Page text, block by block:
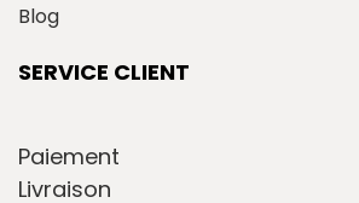
Blog
SERVICE CLIENT
Paiement
Livraison